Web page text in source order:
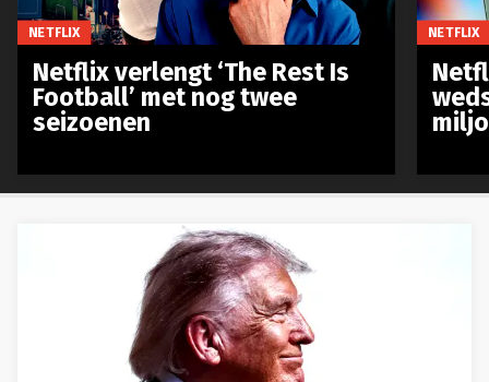
NETFLIX
Netflix verlengt ‘The Rest Is
Football’ met nog twee
seizoenen
NETFLIX